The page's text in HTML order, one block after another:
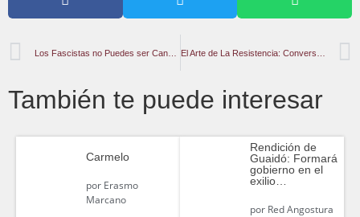
También te puede interesar
Carmelo
porErasmo
Marcano
Rendición de
Guaidó: Formará
gobierno en el
exilio…
porRed Angostura